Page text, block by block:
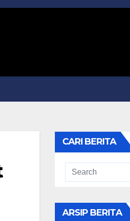
CARI BERITA
ARSIP BERITA